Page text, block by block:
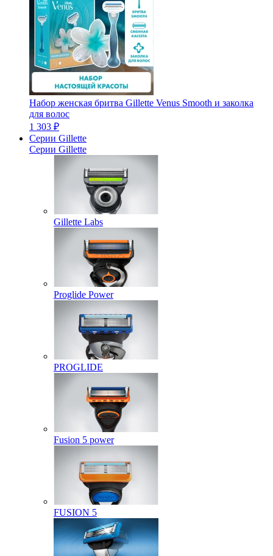
Набор женская бритва Gillette Venus Smooth и заколка
для волос
1 303 ₽
Серии Gillette
Серии Gillette
Gillette Labs
Proglide Power
PROGLIDE
Fusion 5 power
FUSION 5